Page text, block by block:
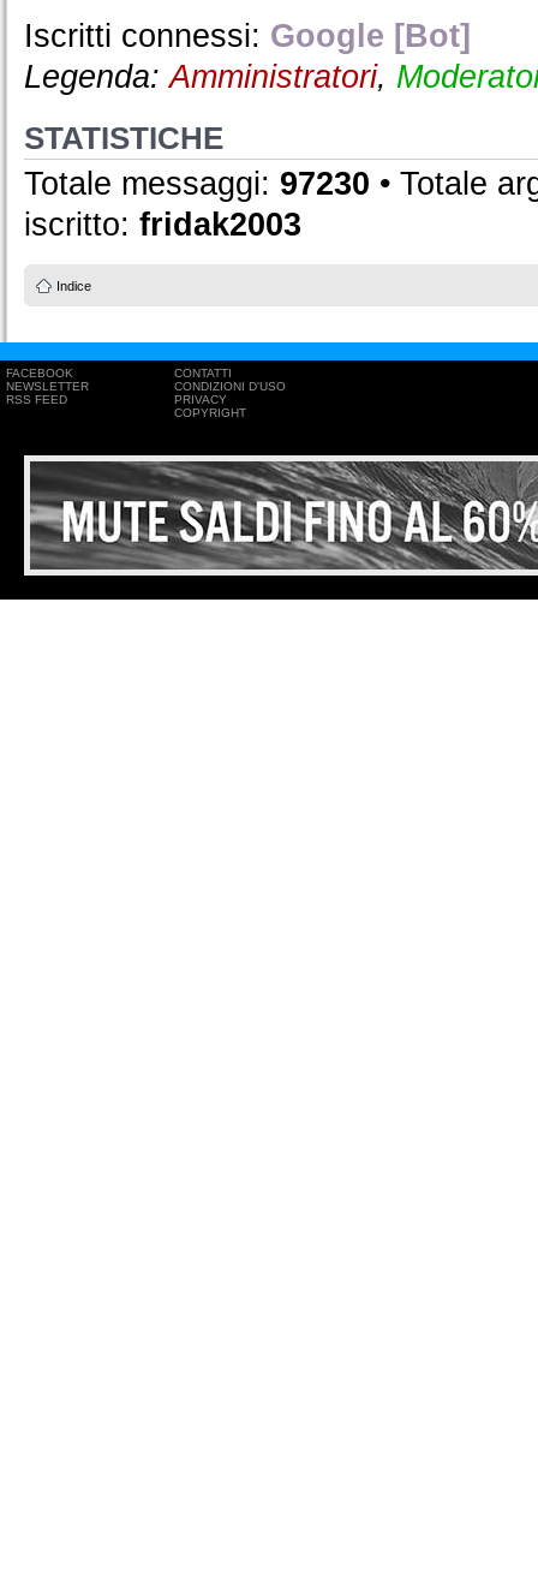
Iscritti connessi: Google [Bot]
Legenda:Amministratori,
STATISTICHE
Totale messaggi: 97230 • Totale
iscritto: fridak2003
Indice
FACEBOOK
NEWSLETTER
RSS FEED
CONTATTI
CONDIZIONI D'USO
PRIVACY
COPYRIGHT